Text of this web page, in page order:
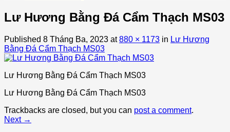
Lư Hương Bằng Đá Cẩm Thạch MS03
Published 8 Tháng Ba, 2023 at880 × 1173 in Lư Hương
Bằng Đá Cẩm Thạch MS03
Lư Hương Bằng Đá Cẩm Thạch MS03
Lư Hương Bằng Đá Cẩm Thạch MS03
Trackbacks are closed, but you can post a comment.
Next →